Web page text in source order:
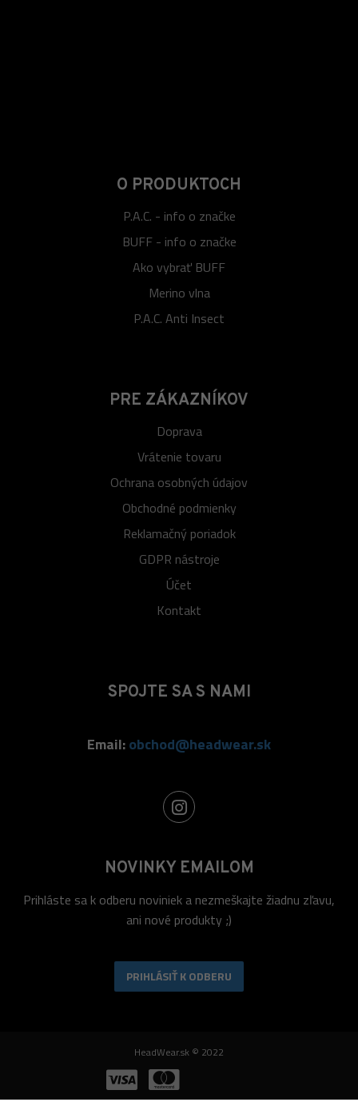
O PRODUKTOCH
P.A.C. - info o značke
BUFF - info o značke
Ako vybrať BUFF
Merino vlna
P.A.C. Anti Insect
PRE ZÁKAZNÍKOV
Doprava
Vrátenie tovaru
Ochrana osobných údajov
Obchodné podmienky
Reklamačný poriadok
GDPR nástroje
Účet
Kontakt
SPOJTE SA S NAMI
Email:obchod@headwear.sk
NOVINKY EMAILOM
Prihláste sa k odberu noviniek a nezmeškajte žiadnu zľavu,
ani nové produkty ;)
PRIHLÁSIŤ K ODBERU
HeadWear.sk © 2022